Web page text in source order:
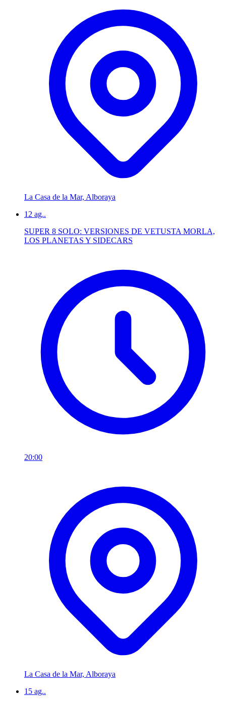
La Casa de la Mar, Alboraya
12 ag..
SUPER 8 SOLO: VERSIONES DE VETUSTA MORLA,
LOS PLANETAS Y SIDECARS
20:00
La Casa de la Mar, Alboraya
15 ag..